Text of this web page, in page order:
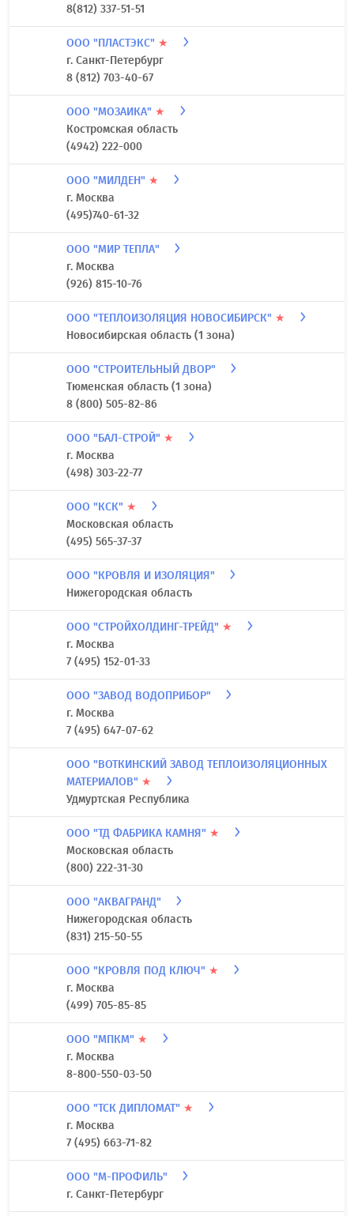
8(812) 337-51-51
ООО "ПЛАСТЭКС" ★
г. Санкт-Петербург
8 (812) 703-40-67
ООО "МОЗАИКА" ★
Костромская область
(4942) 222-000
ООО "МИЛДЕН" ★
г. Москва
(495)740-61-32
ООО "МИР ТЕПЛА"
г. Москва
(926) 815-10-76
ООО "ТЕПЛОИЗОЛЯЦИЯ НОВОСИБИРСК" ★
Новосибирская область (1 зона)
ООО "СТРОИТЕЛЬНЫЙ ДВОР"
Тюменская область (1 зона)
8 (800) 505-82-86
ООО "БАЛ-СТРОЙ" ★
г. Москва
(498) 303-22-77
ООО "КСК" ★
Московская область
(495) 565-37-37
ООО "КРОВЛЯ И ИЗОЛЯЦИЯ"
Нижегородская область
ООО "СТРОЙХОЛДИНГ-ТРЕЙД" ★
г. Москва
7 (495) 152-01-33
ООО "ЗАВОД ВОДОПРИБОР"
г. Москва
7 (495) 647-07-62
ООО "ВОТКИНСКИЙ ЗАВОД ТЕПЛОИЗОЛЯЦИОННЫХ
МАТЕРИАЛОВ" ★
Удмуртская Республика
ООО "ТД ФАБРИКА КАМНЯ" ★
Московская область
(800) 222-31-30
ООО "АКВАГРАНД"
Нижегородская область
(831) 215-50-55
ООО "КРОВЛЯ ПОД КЛЮЧ" ★
г. Москва
(499) 705-85-85
ООО "МПКМ" ★
г. Москва
8-800-550-03-50
ООО "ТСК ДИПЛОМАТ" ★
г. Москва
7 (495) 663-71-82
ООО "М-ПРОФИЛЬ"
г. Санкт-Петербург